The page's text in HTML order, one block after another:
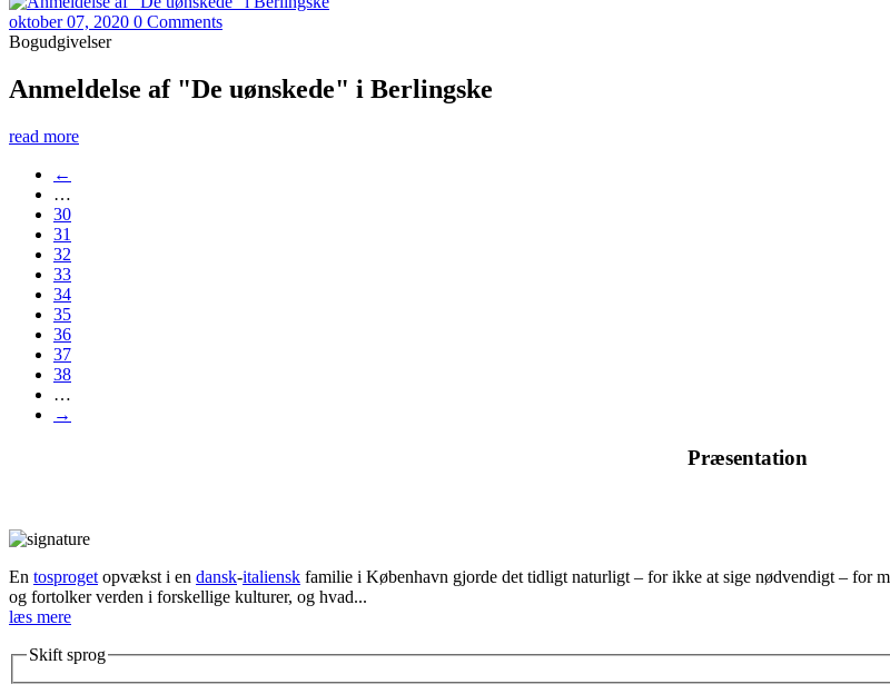
oktober 07, 2020 0 Comments
Bogudgivelser
Anmeldelse af "De uønskede" i Berlingske
read more
←
…
30
31
32
33
34
35
36
37
38
…
→
Præsentation
En tosproget opvækst i en dansk-italiensk familie i København gjorde det tidligt naturligt – for ikke at sige nødvendigt – for
og fortolker verden i forskellige kulturer, og hvad...
læs mere
Skift sprog